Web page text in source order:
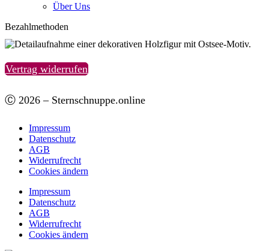
Über Uns
Bezahlmethoden
Vertrag widerrufen
Ⓒ 2026 – Sternschnuppe.online
Impressum
Datenschutz
AGB
Widerrufrecht
Cookies ändern
Impressum
Datenschutz
AGB
Widerrufrecht
Cookies ändern